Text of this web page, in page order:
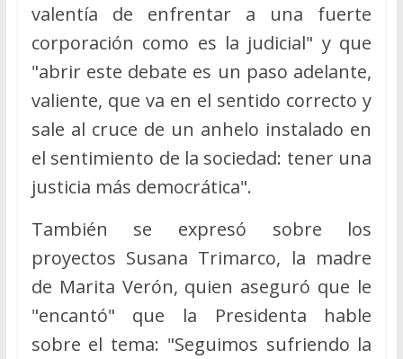
valentía de enfrentar a una fuerte
corporación como es la judicial" y que
"abrir este debate es un paso adelante,
valiente, que va en el sentido correcto y
sale al cruce de un anhelo instalado en
el sentimiento de la sociedad: tener una
justicia más democrática".
También se expresó sobre los
proyectos Susana Trimarco, la madre
de Marita Verón, quien aseguró que le
"encantó" que la Presidenta hable
sobre el tema: "Seguimos sufriendo la